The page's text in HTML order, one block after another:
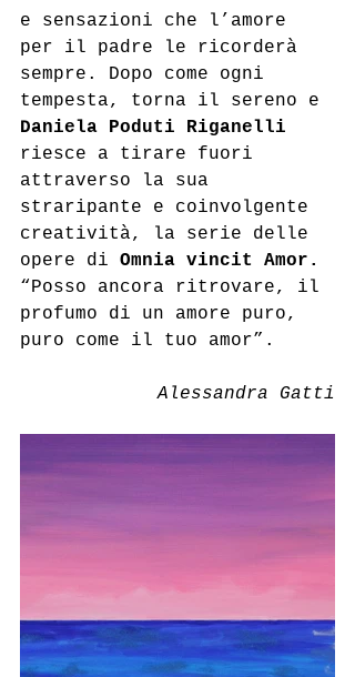
e sensazioni che l’amore
per il padre le ricorderà
sempre. Dopo come ogni
tempesta, torna il sereno e
Daniela Poduti Riganelli
riesce a tirare fuori
attraverso la sua
straripante e coinvolgente
creatività, la serie delle
opere di Omnia vincit Amor.
“Posso ancora ritrovare, il
profumo di un amore puro,
puro come il tuo amor”.
Alessandra Gatti